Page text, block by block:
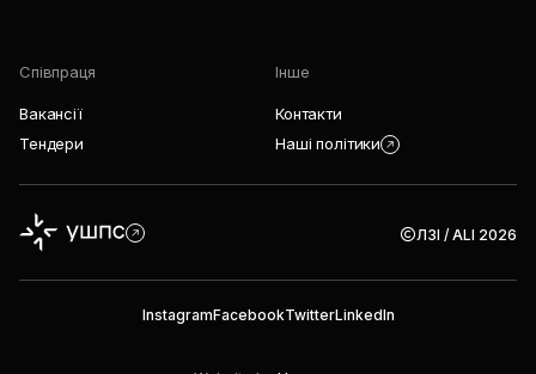
Співпраця
Вакансії
Тендери
Інше
Контакти
Наші політики
ЛЗІ / ALI 2026
InstagramFacebookTwitterLinkedIn